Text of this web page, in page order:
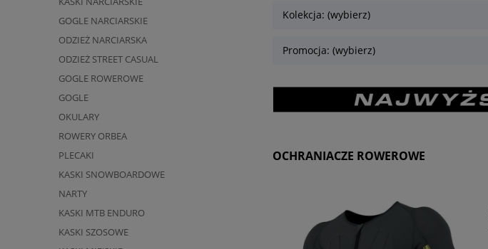
GOGLE NARCIARSKIE
ODZIEŻ NARCIARSKA
ODZIEŻ STREET CASUAL
GOGLE ROWEROWE
GOGLE
OKULARY
ROWERY ORBEA
PLECAKI
KASKI SNOWBOARDOWE
NARTY
KASKI MTB ENDURO
KASKI SZOSOWE
Kolekcja: (wybierz)
Promocja: (wybierz)
OCHRANIACZE ROWEROWE